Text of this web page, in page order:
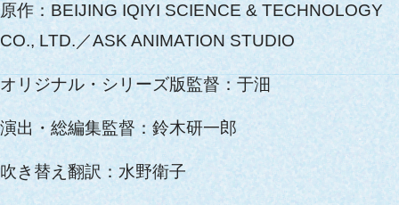
原作：BEIJING IQIYI SCIENCE & TECHNOLOGY
CO., LTD.／ASK ANIMATION STUDIO
オリジナル・シリーズ版監督：于沺
演出・総編集監督：鈴木研一郎
吹き替え翻訳：水野衛子